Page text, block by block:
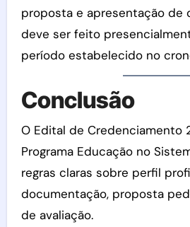
proposta e apresentação de
deve ser feito
período estabelecido no
Conclusão
O Edital de Credenciamento
Programa Educação no
regras claras sobre perfil
documentação, proposta
de avaliação.